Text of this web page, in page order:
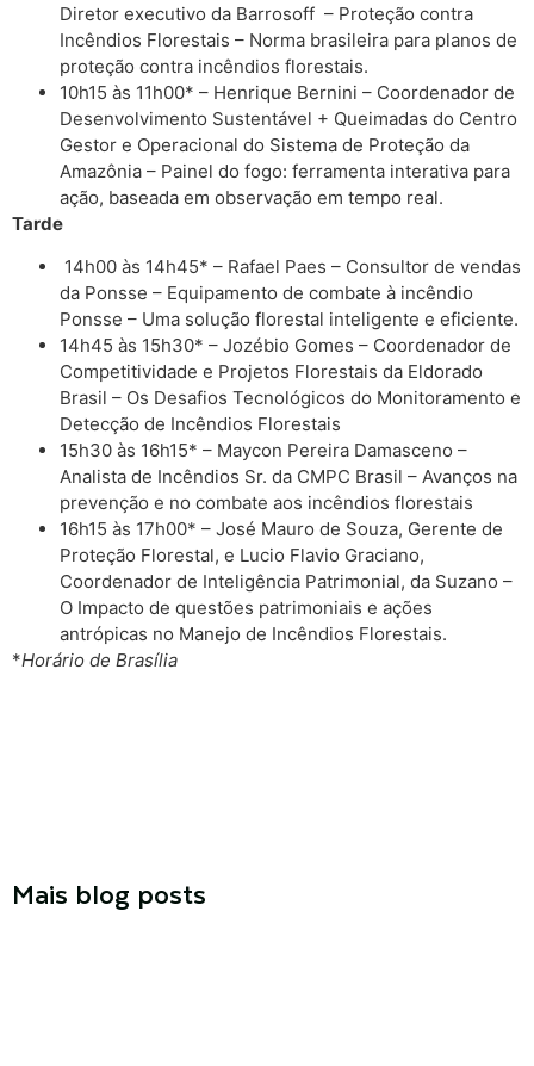
Diretor executivo da Barrosoff – Proteção contra
Incêndios Florestais – Norma brasileira para planos de
proteção contra incêndios florestais.
10h15 às 11h00* – Henrique Bernini – Coordenador de
Desenvolvimento Sustentável + Queimadas do Centro
Gestor e Operacional do Sistema de Proteção da
Amazônia – Painel do fogo: ferramenta interativa para
ação, baseada em observação em tempo real.
Tarde
14h00 às 14h45* – Rafael Paes – Consultor de vendas
da Ponsse – Equipamento de combate à incêndio
Ponsse – Uma solução florestal inteligente e eficiente.
14h45 às 15h30* – Jozébio Gomes – Coordenador de
Competitividade e Projetos Florestais da Eldorado
Brasil – Os Desafios Tecnológicos do Monitoramento e
Detecção de Incêndios Florestais
15h30 às 16h15* – Maycon Pereira Damasceno –
Analista de Incêndios Sr. da CMPC Brasil – Avanços na
prevenção e no combate aos incêndios florestais
16h15 às 17h00* – José Mauro de Souza, Gerente de
Proteção Florestal, e Lucio Flavio Graciano,
Coordenador de Inteligência Patrimonial, da Suzano –
O Impacto de questões patrimoniais e ações
antrópicas no Manejo de Incêndios Florestais.
*Horário de Brasília
Mais blog posts